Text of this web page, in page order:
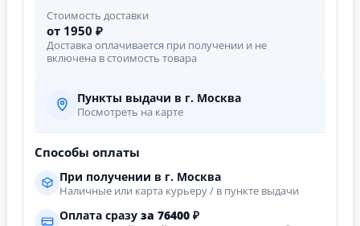
Стоимость доставки
от 1950 ₽
Доставка оплачивается при получении и не
включена в стоимость товара
Пункты выдачи в г. Москва
Посмотреть на карте
Способы оплаты
При получении в г. Москва
Наличные или карта курьеру / в пункте выдачи
Оплата сразу за 76400 ₽